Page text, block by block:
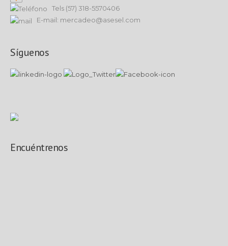
Tels (57) 318-5570406
E-mail: mercadeo@asesel.com
Síguenos
Encuéntrenos